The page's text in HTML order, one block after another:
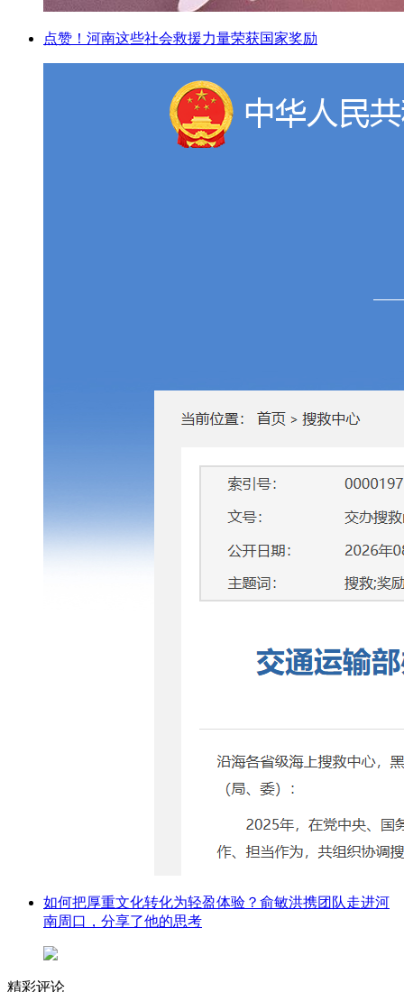
点赞！河南这些社会救援力量荣获国家奖励
如何把厚重文化转化为轻盈体验？俞敏洪携团队走进河
南周口，分享了他的思考
精彩评论